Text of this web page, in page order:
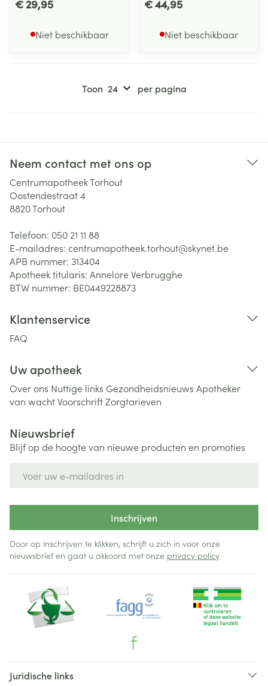
€ 29,95
Niet beschikbaar
€ 44,95
Niet beschikbaar
Toon per pagina
Neem contact met ons op
Centrumapotheek Torhout
Oostendestraat 4
8820Torhout
Telefoon: 050 21 11 88
E-mailadres: centrumapotheek.torhout@skynet.be
APB nummer: 313404
Apotheek titularis: Annelore Verbrugghe
BTW nummer: BE0449228873
Klantenservice
FAQ
Uw apotheek
Over ons Nuttige links Gezondheidsnieuws Apotheker
van wachtVoorschriftZorgtarieven
Nieuwsbrief
Blijf op de hoogte van nieuwe producten en promoties
Inschrijven
Door op inschrijven te klikken, schrijft u zich in voor onze
nieuwsbrief en gaat u akkoord met onze privacy policy.
Juridische links